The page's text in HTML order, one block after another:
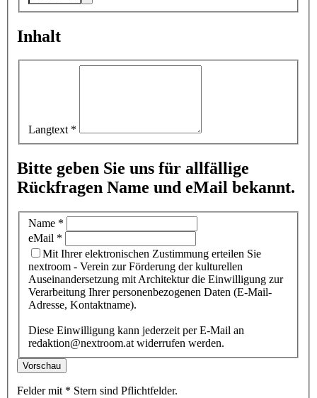
Inhalt
Langtext *
Bitte geben Sie uns für allfällige
Rückfragen Name und eMail bekannt.
Name *
eMail *
Mit Ihrer elektronischen Zustimmung erteilen Sie
nextroom - Verein zur Förderung der kulturellen
Auseinandersetzung mit Architektur die Einwilligung zur
Verarbeitung Ihrer personenbezogenen Daten (E-Mail-
Adresse, Kontaktname).
Diese Einwilligung kann jederzeit per E-Mail an
redaktion@nextroom.at widerrufen werden.
Vorschau
Felder mit * Stern sind Pflichtfelder.